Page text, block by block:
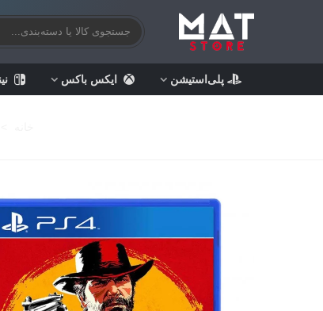
پلی‌استیشن ایکس باکس